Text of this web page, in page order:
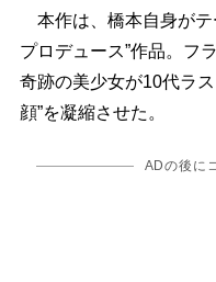
本作は、橋本自身がテ
プロデュース”作品。フ
奇跡の美少女が10代ラ
顔”を凝縮させた。
ADの後に